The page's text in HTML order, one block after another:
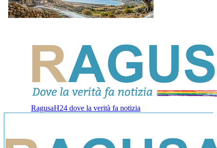
RagusaH24 dove la verità fa notizia